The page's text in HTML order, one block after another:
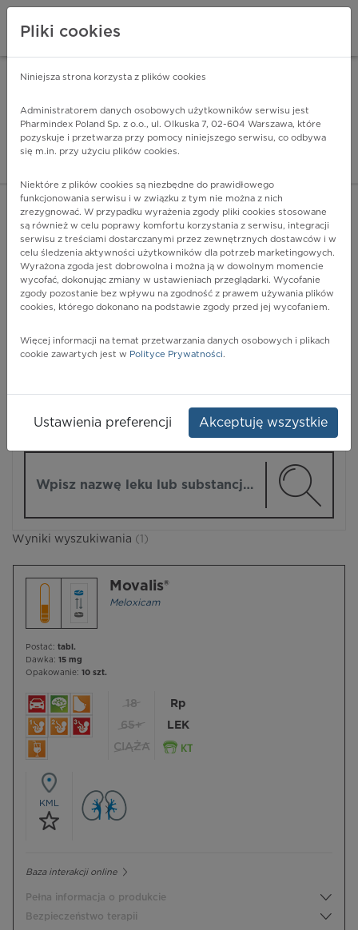
Pharmindex - lider
ZALOGUJ SIĘ
POKAŻ FILTRY
Pharmindex
Wyniki wyszukiwania (1)
Movalis®
Meloxicam
Postać: tabl.
Dawka: 15 mg
Opakowanie: 10 szt.
18
65+
CIĄŻA
Rp
LEK
KML
Baza interakcji online
Pełna informacja o produkcie
Bezpieczeństwo terapii
Pliki cookies
Niniejsza strona korzysta z plików cookies
Administratorem danych osobowych użytkowników serwisu jest
Pharmindex Poland Sp. z o.o., ul. Olkuska 7, 02-604 Warszawa, które
pozyskuje i przetwarza przy pomocy niniejszego serwisu, co odbywa
się m.in. przy użyciu plików cookies.
Niektóre z plików cookies są niezbędne do prawidłowego
funkcjonowania serwisu i w związku z tym nie można z nich
zrezygnować. W przypadku wyrażenia zgody pliki cookies stosowane
są również w celu poprawy komfortu korzystania z serwisu, integracji
serwisu z treściami dostarczanymi przez zewnętrznych dostawców i w
celu śledzenia aktywności użytkowników dla potrzeb marketingowych.
Wyrażona zgoda jest dobrowolna i można ją w dowolnym momencie
wycofać, dokonując zmiany w ustawieniach przeglądarki. Wycofanie
zgody pozostanie bez wpływu na zgodność z prawem używania plików
cookies, którego dokonano na podstawie zgody przed jej wycofaniem.
Więcej informacji na temat przetwarzania danych osobowych i plikach
cookie zawartych jest w Polityce Prywatności.
Ustawienia preferencji Akceptuję wszystkie
ZA DARMO - w Google Play INSTALUJ